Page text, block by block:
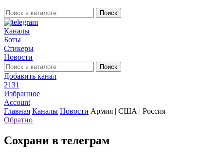
Поиск
Каналы
Боты
Стикеры
Новости
Поиск
Добавить канал
2131
Избранное
Account
Главная Каналы Новости Армия | США | Россия
Обратно
Сохрани в телеграм